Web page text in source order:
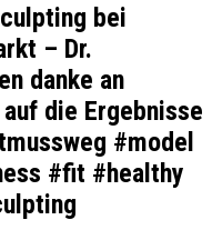
bei
– Dr.
danke an
die Ergebnisse
#model
#fit #healthy